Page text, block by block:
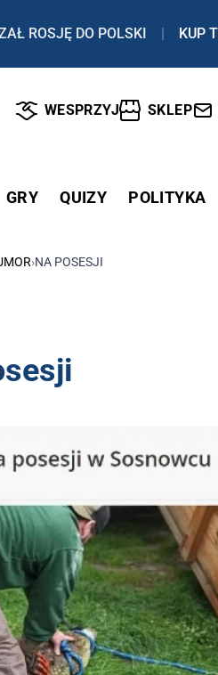
ROSJĘ DO POLSKI | KUP
WESPRZYJ SKLEP
GRY QUIZY POLITYKA
›NA POSESJI